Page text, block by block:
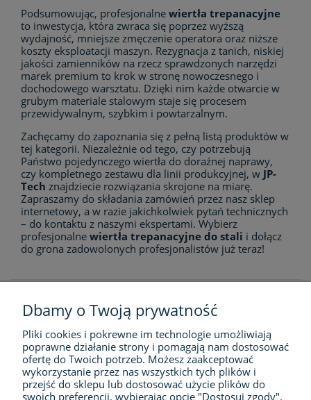
Podsumowując, profesjonalne wiertła trepanacyjne
to inwestycja, która zwraca się poprzez wyższą
wydajność, mniejsze zmęczenie operatora oraz niższe
koszty eksploatacji maszyn. Rezygnacja z tanich, niskiej
jakości zamienników na rzecz sprawdzonych narzędzi
marek premium to krok w stronę nowoczesnego i
dochodowego warsztatu. Dzięki nim każde otwarcie w
grubym materiale stalowym staje się procesem
przewidywalnym, szybkim i powtarzalnym.
Zachęcamy do zapoznania się z pełną listą produktów w
tej kategorii. Niezależnie od tego, czy potrzebują
Państwo pojedynczego wiertła do doraźnej naprawy,
czy kompletnego zestawu dla linii produkcyjnej, w JP-
Tech znajdziecie rozwiązania skrojone na miarę.
Zapraszamy do składania zamówień przez nasz sklep
internetowy, a w razie jakichkolwiek pytań technicznych
– do kontaktu z naszymi ekspertami. Wybierz
profesjonalne wiertła trepanacyjne do stali i dołącz
do grona zadowolonych profesjonalistów już teraz!
FIRMA
ZAKUPY
Dbamy o Twoją prywatność
Pliki cookies i pokrewne im technologie umożliwiają
poprawne działanie strony i pomagają nam dostosować
ofertę do Twoich potrzeb. Możesz zaakceptować
wykorzystanie przez nas wszystkich tych plików i
przejść do sklepu lub dostosować użycie plików do
swoich preferencji, wybierając opcję "Dostosuj zgody".